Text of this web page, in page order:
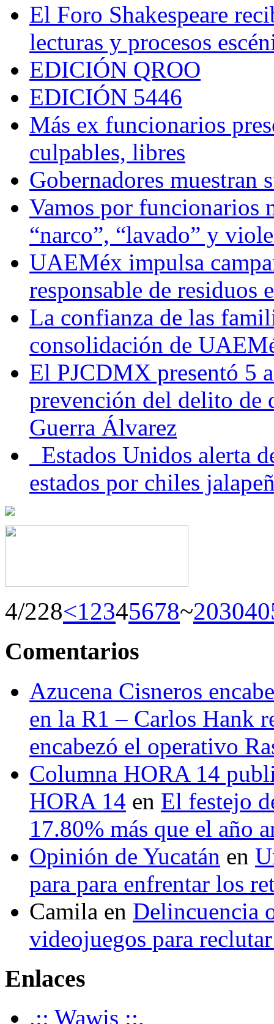
El Foro Shakespeare
lecturas y procesos
EDICIÓN QROO
EDICIÓN 5446
Más ex funcionarios
culpables, libres
Gobernadores muestran
Vamos por funcionarios
“narco”, “lavado” y
UAEMéx impulsa
responsable de residuos
La confianza de las
consolidación de
El PJCDMX presentó 5
prevención del delito de
Guerra Álvarez
Estados Unidos alerta
estados por chiles
4/228<12345678~203040
Comentarios
Azucena Cisneros
en la R1 – Carlos Hank
encabezó el operativo
Columna HORA 14
HORA 14 en El festejo
17.80% más que el año
Opinión de Yucatán en
para para enfrentar los
Camila en Delincuencia
videojuegos para
Enlaces
.:: Wawis ::.